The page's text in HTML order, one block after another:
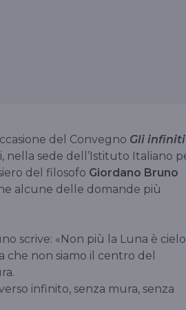
del Convegno Gli infiniti
nella sede dell’Istituto Italiano
del filosofo Giordano Bruno
alcune delle domande più
scrive: «Non più la Luna è
che non siamo il centro del
infinito, senza mura, senza